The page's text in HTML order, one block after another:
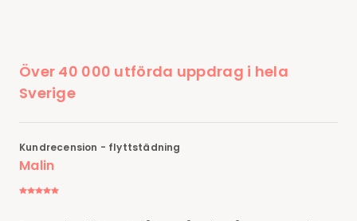
Över 40 000 utförda uppdrag i hela
Sverige
Kundrecension - flyttstädning
Malin